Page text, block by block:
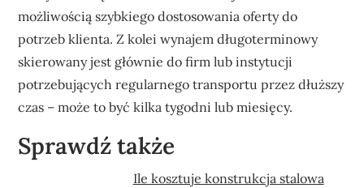
możliwością szybkiego dostosowania oferty do
potrzeb klienta. Z kolei wynajem długoterminowy
skierowany jest głównie do firm lub instytucji
potrzebujących regularnego transportu przez dłuższy
czas – może to być kilka tygodni lub miesięcy.
Sprawdź także
Ile kosztuje konstrukcja stalowa